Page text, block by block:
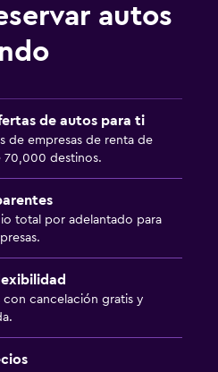
autos
de autos para ti
de empresas de renta de
70,000 destinos.
total por adelantado para
con cancelación gratis y